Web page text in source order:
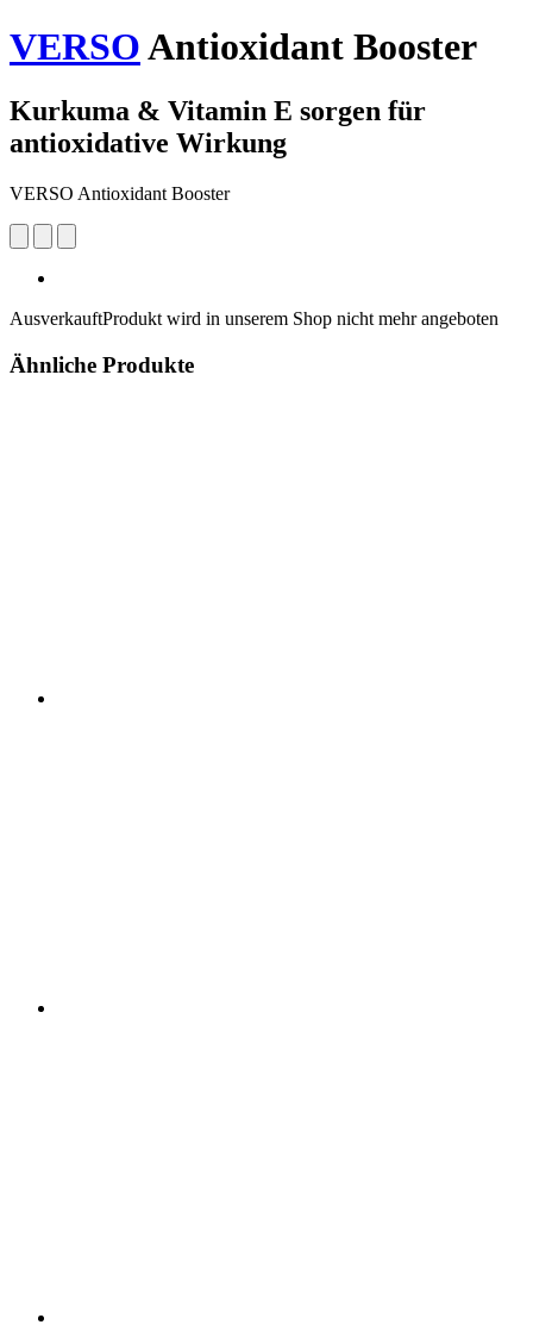
VERSOAntioxidant Booster
Kurkuma & Vitamin E sorgen für
antioxidative Wirkung
VERSO Antioxidant Booster
AusverkauftProdukt wird in unserem Shop nicht mehr angeboten
Ähnliche Produkte